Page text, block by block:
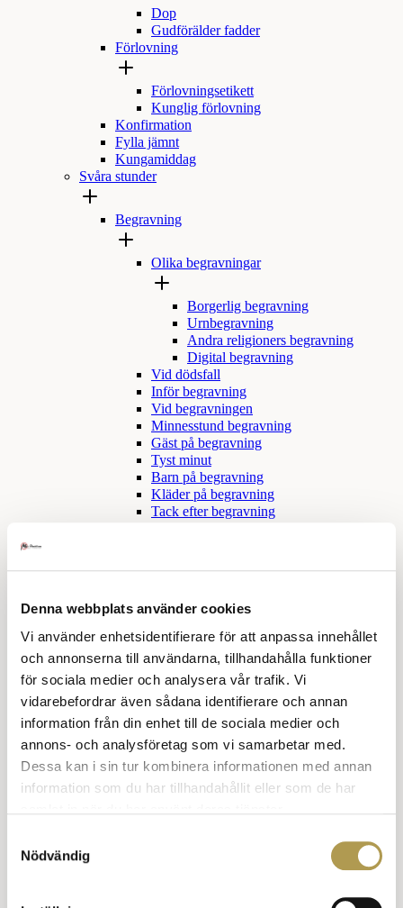
Denna webbplats använder cookies
Vi använder enhetsidentifierare för att anpassa innehållet
och annonserna till användarna, tillhandahålla funktioner
för sociala medier och analysera vår trafik. Vi
vidarebefordrar även sådana identifierare och annan
information från din enhet till de sociala medier och
annons- och analysföretag som vi samarbetar med.
Dessa kan i sin tur kombinera informationen med annan
information som du har tillhandahållit eller som de har
Nödvändig
Dop
Gudförälder fadder
Förlovning
Förlovningsetikett
Kunglig förlovning
Konfirmation
Fylla jämnt
Kungamiddag
Svåra stunder
Begravning
Olika begravningar
Borgerlig begravning
Urnbegravning
Andra religioners begravning
Digital begravning
Vid dödsfall
Inför begravning
Vid begravningen
Minnesstund begravning
Gäst på begravning
Tyst minut
Barn på begravning
Kläder på begravning
Tack efter begravning
Högtidsdräkt och frack
Frack
Balklänning
Smoking och aftonklänning
Smoking för honom
Smoking eller aftonklänning
Mörk kostym och klänning